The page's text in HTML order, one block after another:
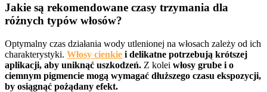
Jakie są rekomendowane czasy trzymania dla
różnych typów włosów?
Optymalny czas działania wody utlenionej na włosach zależy od ich
charakterystyki. Włosy cienkie i delikatne potrzebują krótszej
aplikacji, aby uniknąć uszkodzeń. Z kolei włosy grube i o
ciemnym pigmencie mogą wymagać dłuższego czasu ekspozycji,
by osiągnąć pożądany efekt.